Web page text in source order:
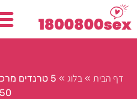
דף הבית » בלוג »
5 טרנדים
50+